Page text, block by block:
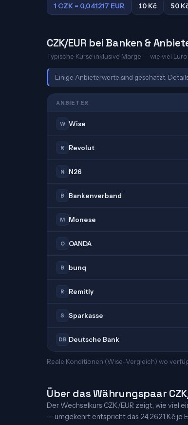
1 CZK = 0,041217 EUR 10 Kč 50
CZK/EUR bei Banken &
Typische Kurse inklusive Marge — wie viel
Einige Anbieterwerte sind geschätzt.
ANBIETER
W Wise
R Revolut
N N26
B Bankenverband
M Monese
O OANDA
B bunq
R Remitly
S Sparkasse
DB Deutsche Bank
Reale Konditionen (Wise-Vergleich) wo
Über das Währungspaar
Der Wechselkurs CZK/EUR zeigt, wie viel
— umgekehrt entspricht das 24,2621 Kč je